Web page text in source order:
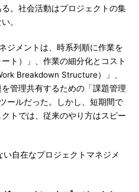
。社会活動はプロジェクトの集
。
ジメントは、時系列順に作業を
ト）」、作業の細分化とコスト
Breakdown Structure）」、
管理共有するための「課題管理
ールだった。しかし、短期間で
トでは、従来のやり方はスピー
自在なプロジェクトマネジメ